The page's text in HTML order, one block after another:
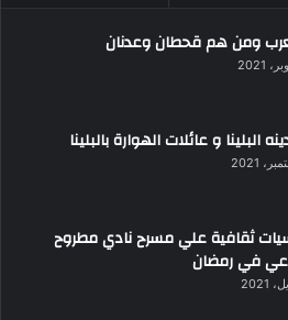
ومن هم قحطان وعدنان
البلينا و عائلات الهوارة بالبلينا
ثقافية علي مسرح نادي مطروح
في رمضان